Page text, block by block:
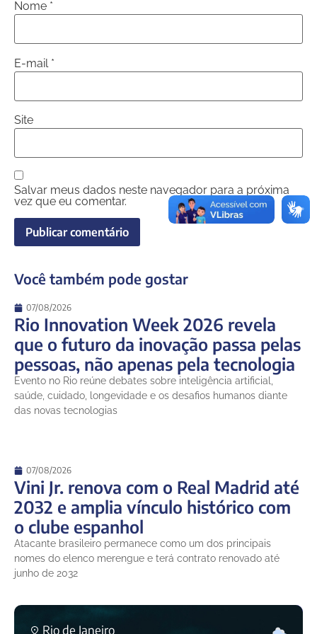
Nome *
E-mail *
Site
Salvar meus dados neste navegador para a próxima
vez que eu comentar.
Você também pode gostar
07/08/2026
Rio Innovation Week 2026 revela
que o futuro da inovação passa pelas
pessoas, não apenas pela tecnologia
Evento no Rio reúne debates sobre inteligência artificial,
saúde, cuidado, longevidade e os desafios humanos diante
das novas tecnologias
07/08/2026
Vini Jr. renova com o Real Madrid até
2032 e amplia vínculo histórico com
o clube espanhol
Atacante brasileiro permanece como um dos principais
nomes do elenco merengue e terá contrato renovado até
junho de 2032
Rio de Janeiro